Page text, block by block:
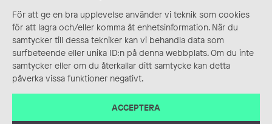
För att ge en bra upplevelse använder vi teknik som cookies
för att lagra och/eller komma åt enhetsinformation. När du
samtycker till dessa tekniker kan vi behandla data som
surfbeteende eller unika ID:n på denna webbplats. Om du inte
samtycker eller om du återkallar ditt samtycke kan detta
påverka vissa funktioner negativt.
ACCEPTERA